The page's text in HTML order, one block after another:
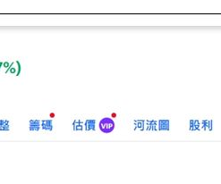
道」逐漸成形